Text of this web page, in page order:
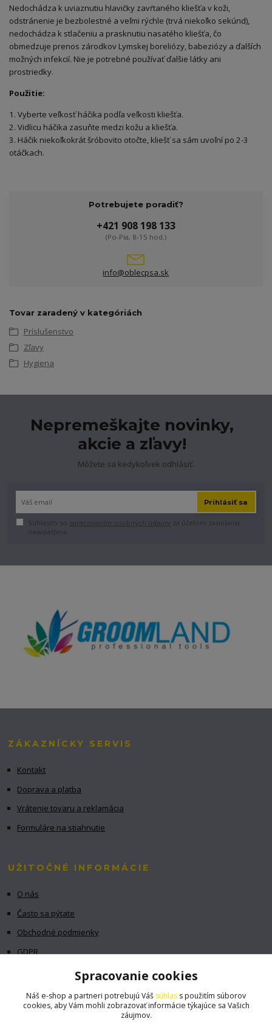
Nedochádza k uviaznutiu hlavičky zavŕtaného kliešťa v koži,
odstránenie je bezbolestné a veľmi rýchle (trvá niekoľko sekúnd),
nedochádza k stlačeniu a prasknutiu nasatého kliešťa, čo
obmedzuje prenos zárodkov Lymskej boreliózy, babeziózy a ďalších
možných infekcií. Nie je potrebné používať ďalšie látky ani
prostriedky.
Použitie:
1. Vyberte veľkosť háčika podľa veľkosti kliešťa.
2. Vidlicu háčika zasuňte medzi kožu a kliešťa.
3. Háčik niekoľkokrát šróbovito otočte, kliešť sa sám uvoľní po 2-3
otáčkach.
Potrebujete poradiť?
+421 908 198 133
(Po-Pia, 8-15 hod.)
info@oblecpsa.sk
Tovar zaradený v kategóriách
Príslušenstvo
Zľavy
Hygiena
Nepremeškajte novinky,
akcie a zľavy!
Môžete sa kedykoľvek odhlásiť.
Prihlásiť sa
Súhlasím so spracovaním osobných údajov za účelom zasielania
newslettera.
ZÁKAZNÍCKY SERVIS
Kontakt
Doprava a platba
Vrátenie tovaru a reklamácia
Formuláre na stiahnutie
UŽITOČNÉ INFORMÁCIE
O nás
Často sa pýtate
Obchodné podmienky
GDPR
Spracovanie cookies
Náš e-shop a partneri potrebujú Váš súhlas s použitím súborov
cookies, aby Vám mohli zobrazovať informácie týkajúce sa Vašich
záujmov.